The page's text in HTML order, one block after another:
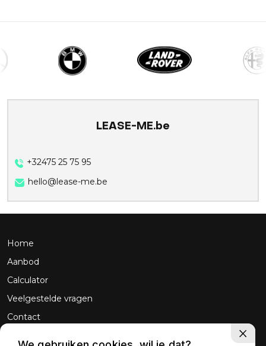
LEASE-ME.be
+32475 25 75 95
hello@lease-me.be
Home
Aanbod
Calculator
Veelgestelde vragen
Contact